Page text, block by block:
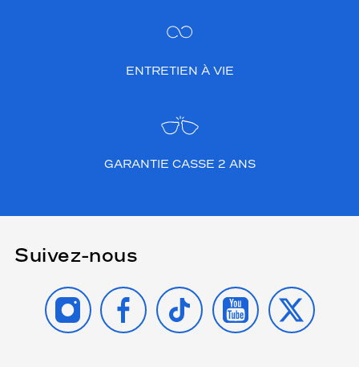
ENTRETIEN À VIE
GARANTIE CASSE 2 ANS
Suivez-nous
INSTAGRAMFACEBOOK
TIKTOK YOUTUBE
X